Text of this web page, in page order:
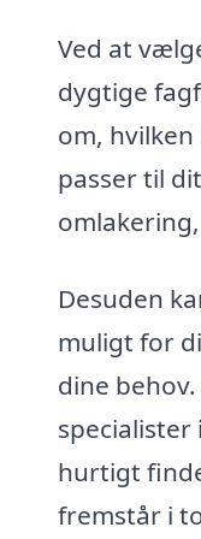
Ved at
dygtige
om,
passer til
Desuden
muligt for
dine
hurtigt
fremstår i